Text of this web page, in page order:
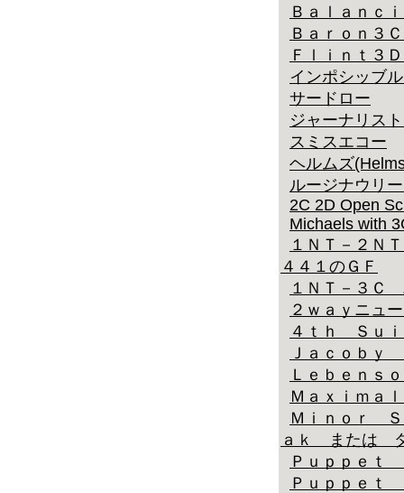
Ｂａｌａｎｃ
Ｂａｒｏｎ３
Ｆｌｉｎｔ３
インポシッブ
サードロー
ジャーナリス
スミスエコー
ヘルムズ
ルージナウリ
2C 2D Open
Michaels with
１ＮＴ－２
４４１のＧＦ
１ＮＴ－３Ｃ
２ｗａｙニュ
４ｔｈ Ｓｕ
Ｊａｃｏｂｙ
Ｌｅｂｅｎｓ
Ｍａｘｉｍａ
Ｍｉｎｏｒ
ａｋ または ダ
Ｐｕｐｐｅｔ
Ｐｕｐｐｅｔ